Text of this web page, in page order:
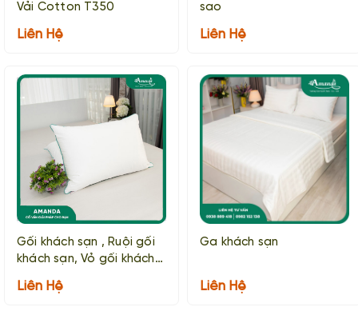
Vải Cotton T350
Liên Hệ
sao
Liên Hệ
Gối khách sạn , Ruội gối
khách sạn, Vỏ gối khách
Liên Hệ
Ga khách sạn
Liên Hệ